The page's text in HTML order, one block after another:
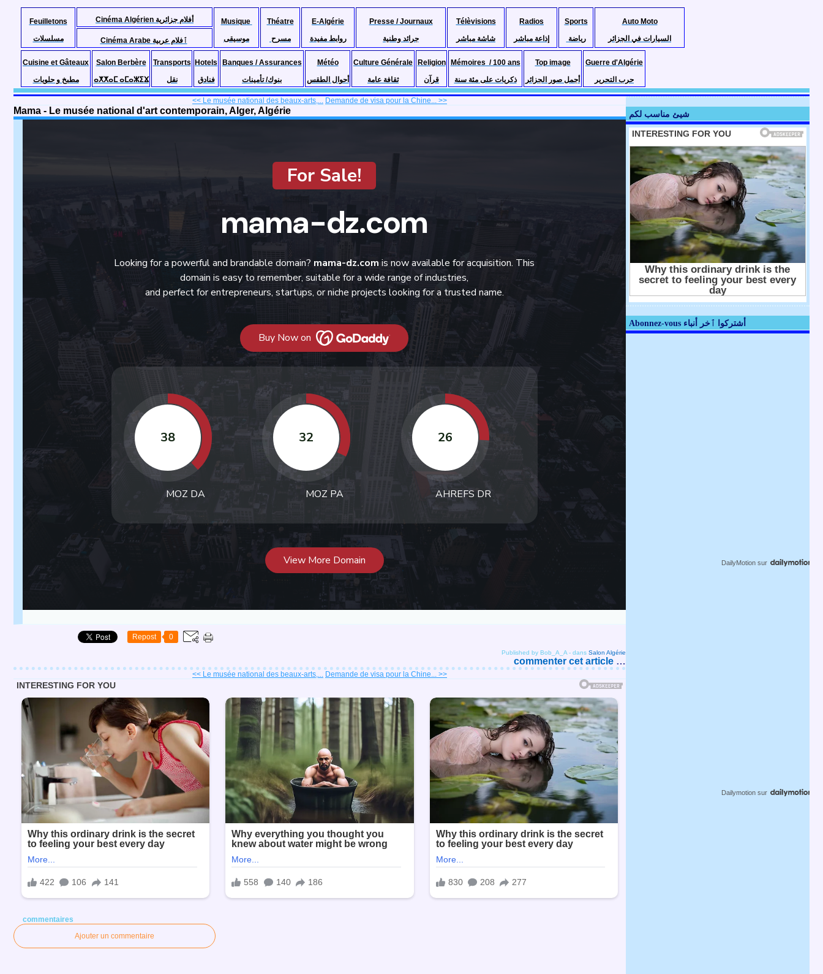
Feuilletons
مسلسلات
Cinéma Algérien أفلام جزائرية
Musique
موسيقى
Théatre
مسرح
E-Algérie
روابط مفيدة
Presse / Journaux
جرائد وطنية
Télèvisions
شاشة مباشر
Radios
إذاعة مباشر
Sports
رياضة
Auto Moto
السيارات في الجزائر
Cinéma Arabe ٱفلام عربية
Cuisine et Gâteaux
مطبخ و حلويات
Salon Berbère
ⴰⵅⵅⴰⵎ ⴰⵎⴰⵣⵉⴴ
Transports
نقل
Hotels
فنادق
Banques / Assurances
بنوك/ تأمينات
Météo
أحوال الطقس
Culture Générale
ثقافة عامة
Religion
قرآن
Mémoires / 100 ans
ذكريات على مئة سنة
Top image
أجمل صور الجزائر
Guerre d'Algérie
حرب التحرير
<< Le musée national des beaux-arts,... Demande de visa pour la Chine... >>
Mama - Le musée national d'art contemporain, Alger, Algérie
Repost 0
Published by Bob_A_A - dans Salon Algérie
commenter cet article …
<< Le musée national des beaux-arts,... Demande de visa pour la Chine... >>
commentaires
Ajouter un commentaire
شيئ مناسب لكم
Abonnez-vous أشتركوا ٱخر أنباء
DailyMotion sur
Dailymotion sur